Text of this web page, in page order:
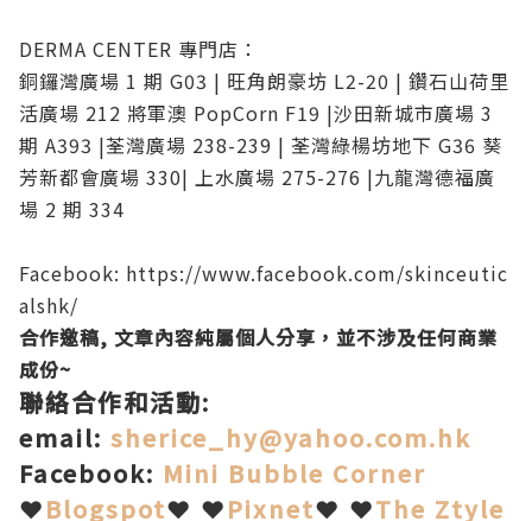
DERMA CENTER 專門店：
銅鑼灣廣場 1 期 G03 | 旺角朗豪坊 L2-20 | 鑽石山荷里
活廣場 212 將軍澳 PopCorn F19 |沙田新城市廣場 3
期 A393 |荃灣廣場 238-239 | 荃灣綠楊坊地下 G36 葵
芳新都會廣場 330| 上水廣場 275-276 |九龍灣德福廣
場 2 期 334
Facebook: https://www.facebook.com/skinceutic
alshk/
合作邀稿, 文章內容純屬個人分享，並不涉及任何商業
成份~
聯絡合作和活動:
email: sherice_hy@yahoo.com.hk
Facebook: Mini Bubble Corner
❤Blogspot❤ ❤Pixnet❤ ❤The Ztyle